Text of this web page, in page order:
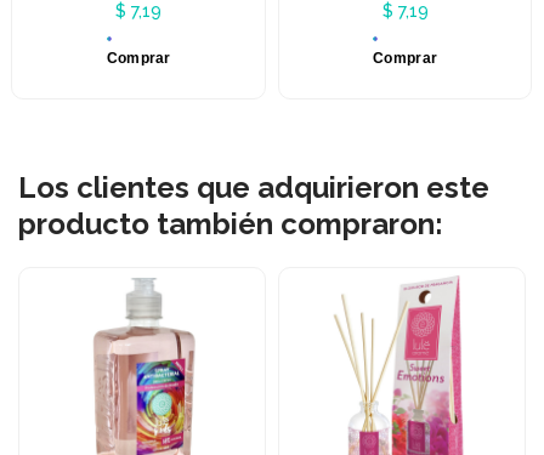
$ 7,19
Comprar
$ 7,19
Comprar
Los clientes que adquirieron este
producto también compraron: